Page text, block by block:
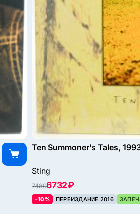
Ten Summoner's Tales,
Sting
74806732 ₽
–10% ПЕРЕИЗДАНИЕ 2016